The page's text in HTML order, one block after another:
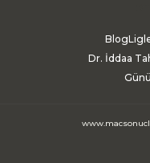
Blog
Dr. İddaa